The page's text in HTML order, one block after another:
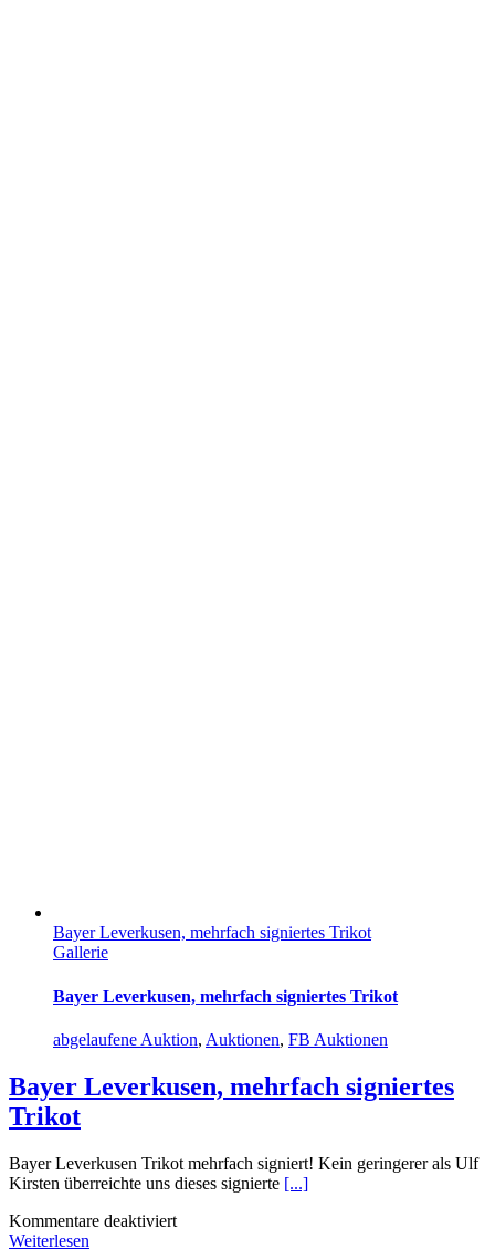
Bayer Leverkusen, mehrfach signiertes Trikot
Gallerie
Bayer Leverkusen, mehrfach signiertes Trikot
abgelaufene Auktion, Auktionen, FB Auktionen
Bayer Leverkusen, mehrfach signiertes
Trikot
Bayer Leverkusen Trikot mehrfach signiert! Kein geringerer als Ulf
Kirsten überreichte uns dieses signierte [...]
Kommentare deaktiviertfür
Weiterlesen